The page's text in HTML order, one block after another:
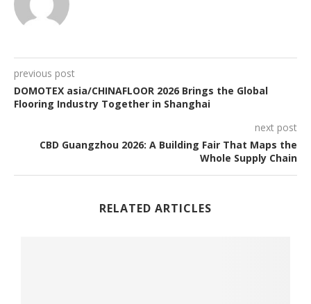
previous post
DOMOTEX asia/CHINAFLOOR 2026 Brings the Global
Flooring Industry Together in Shanghai
next post
CBD Guangzhou 2026: A Building Fair That Maps the
Whole Supply Chain
RELATED ARTICLES